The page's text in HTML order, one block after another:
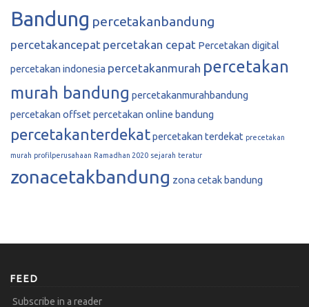
Bandung percetakanbandung
percetakancepat percetakan cepat Percetakan digital
percetakan indonesia percetakanmurah percetakan
murah bandung percetakanmurahbandung
percetakan offsetpercetakan online bandung
percetakanterdekatpercetakan terdekat precetakan
murah profilperusahaan Ramadhan 2020 sejarah teratur
zonacetakbandung zona cetak bandung
FEED
Subscribe in a reader